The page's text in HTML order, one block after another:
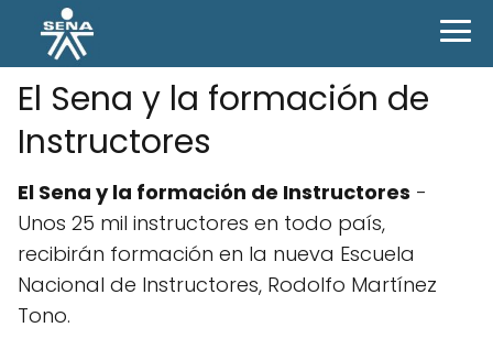
El Sena y la formación de
Instructores
El Sena y la formación de Instructores -
Unos 25 mil instructores en todo país,
recibirán formación en la nueva Escuela
Nacional de Instructores, Rodolfo Martínez
Tono.